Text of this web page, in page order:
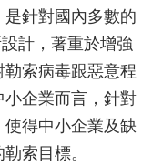
是針對國內多數的
計，著重於增強
索病毒跟惡意程
企業而言，針對
得中小企業及缺
索目標。